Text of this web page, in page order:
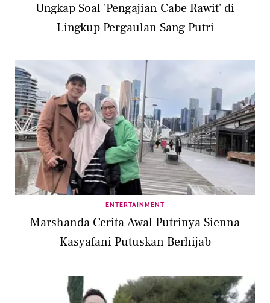
Ungkap Soal 'Pengajian Cabe Rawit' di
Lingkup Pergaulan Sang Putri
ENTERTAINMENT
Marshanda Cerita Awal Putrinya Sienna
Kasyafani Putuskan Berhijab